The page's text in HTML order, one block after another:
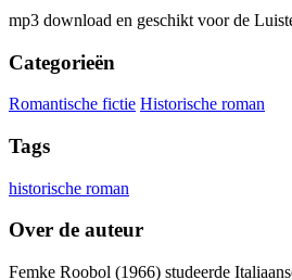
mp3 download en geschikt voor de
Categorieën
Romantische fictie Historische roman
Tags
historische roman
Over de auteur
Femke Roobol (1966) studeerde